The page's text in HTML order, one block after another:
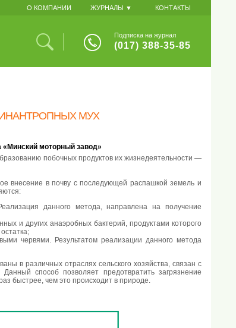
О КОМПАНИИ ЖУРНАЛЫ ▼ КОНТАКТЫ
Подписка на журнал
(017) 388-35-85
МУХ
моторный завод»
побочных продуктов их жизнедеятельности —
внесение в почву с последующей распашкой земель и
данного метода, направлена на получение
и других анаэробных бактерий, продуктами которого
червями. Результатом реализации данного метода
в различных отраслях сельского хозяйства, связан с
способ позволяет предотвратить загрязнение
быстрее, чем это происходит в природе.